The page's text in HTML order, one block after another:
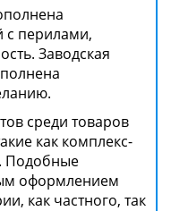
с перилами,
Заводская
среди товаров
как комплекс-
Подобные
оформлением
как частного, так